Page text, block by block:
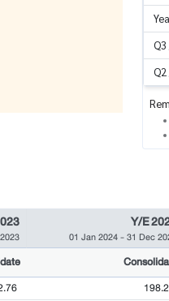
Y/E
01 Jan 2024-31 Dec